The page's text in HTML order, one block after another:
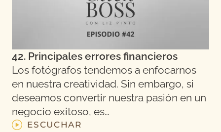
42. Principales errores financieros
Los fotógrafos tendemos a enfocarnos
en nuestra creatividad. Sin embargo, si
deseamos convertir nuestra pasión en un
negocio exitoso, es…
ESCUCHAR